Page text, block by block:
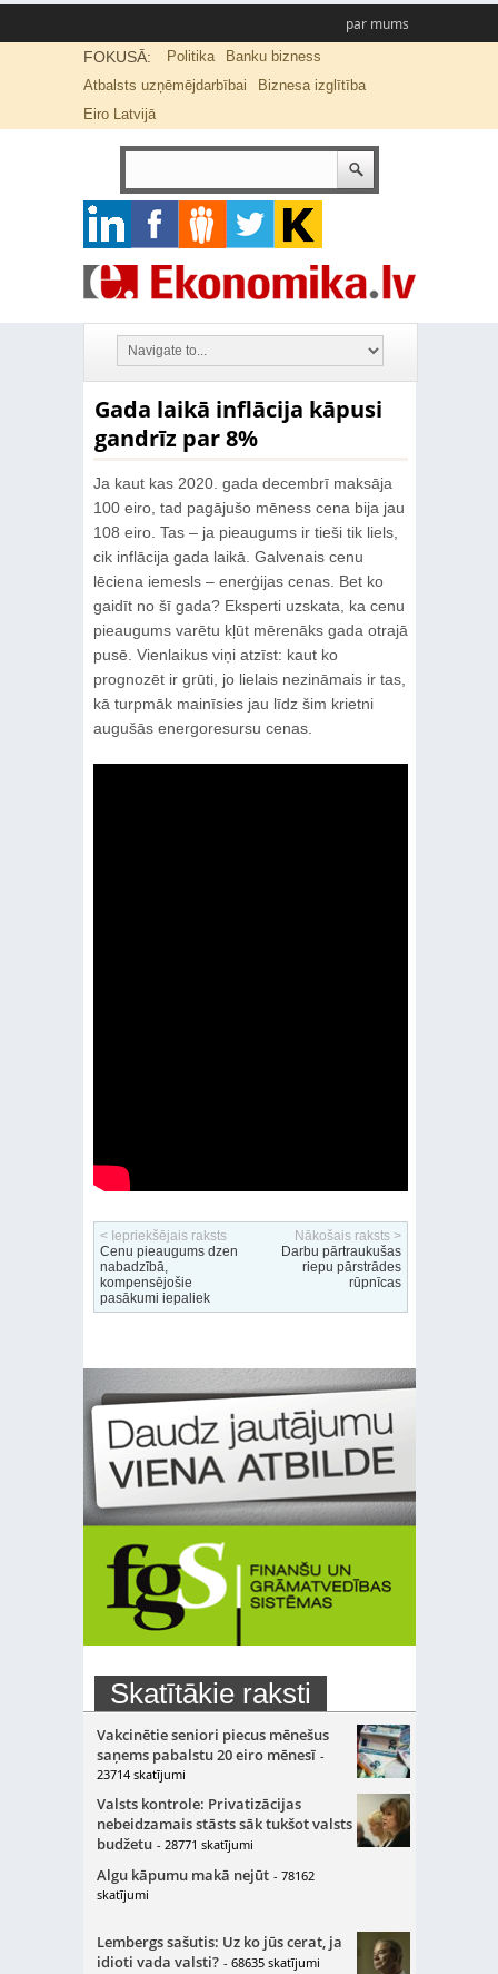
par mums
FOKUSĀ: Politika
Banku bizness
Atbalsts uzņēmējdarbībai
Biznesa izglītība
Eiro Latvijā
Gada laikā inflācija kāpusi
gandrīz par 8%
Ja kaut kas 2020. gada decembrī maksāja
100 eiro, tad pagājušo mēness cena bija jau
108 eiro. Tas – ja pieaugums ir tieši tik liels,
cik inflācija gada laikā. Galvenais cenu
lēciena iemesls – enerģijas cenas. Bet ko
gaidīt no šī gada? Eksperti uzskata, ka cenu
pieaugums varētu kļūt mērenāks gada otrajā
pusē. Vienlaikus viņi atzīst: kaut ko
prognozēt ir grūti, jo lielais nezināmais ir tas,
kā turpmāk mainīsies jau līdz šim krietni
augušās energoresursu cenas.
< Iepriekšējais raksts
Cenu pieaugums dzen
nabadzībā,
kompensējošie
pasākumi iepaliek
Nākošais raksts >
Darbu pārtraukušas
riepu pārstrādes
rūpnīcas
Skatītākie raksti
Vakcinētie seniori piecus mēnešus
saņems pabalstu 20 eiro mēnesī -
23714 skatījumi
Valsts kontrole: Privatizācijas
nebeidzamais stāsts sāk tukšot valsts
budžetu - 28771 skatījumi
Algu kāpumu makā nejūt - 78162
skatījumi
Lembergs sašutis: Uz ko jūs cerat, ja
idioti vada valsti? - 68635 skatījumi